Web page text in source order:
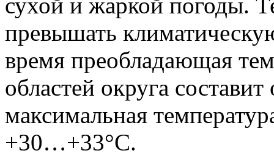
превышать
время преобладающая
областей округа
максимальная
+30…+33°С.